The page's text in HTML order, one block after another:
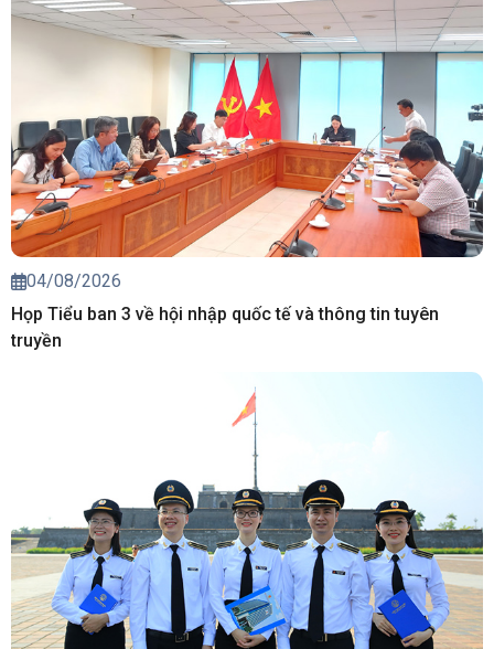
04/08/2026
Họp Tiểu ban 3 về hội nhập quốc tế và thông tin tuyên
truyền